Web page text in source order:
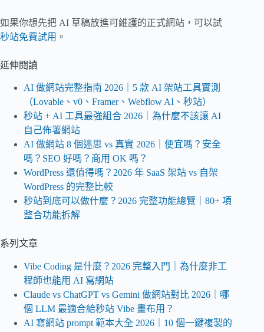
如果你想先把 AI 草稿放進可維護的正式網站，可以試
秒站免費試用 。
延伸閱讀
AI 做網站完整指南 2026｜5 款 AI 架站工具實測
（Lovable、v0、Framer、Webflow AI、秒站）
秒站 + AI 工具最強組合 2026｜為什麼不該讓 AI
自己佈署網站
AI 做網站 8 個迷思 vs 真實 2026｜便宜嗎？安全
嗎？SEO 好嗎？商用 OK 嗎？
WordPress 還值得嗎？2026 年 SaaS 架站 vs 自架
WordPress 的完整比較
秒站到底可以做什麼？2026 完整功能總覽｜80+ 項
整合功能拆解
系列文章
Vibe Coding 是什麼？2026 完整入門｜為什麼非工
程師也能用 AI 寫網站
Claude vs ChatGPT vs Gemini 做網站對比 2026｜哪
個 LLM 最適合給秒站 Vibe 畫布用？
AI 寫網站 prompt 範本大全 2026｜10 個一鍵複製的